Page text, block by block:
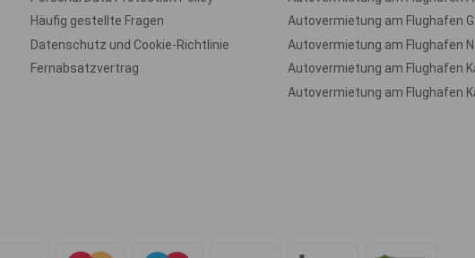
Häufig gestellte Fragen
Datenschutz und Cookie-Richtlinie
Fernabsatzvertrag
Autovermietung am Flughafen
Autovermietung am Flughafen